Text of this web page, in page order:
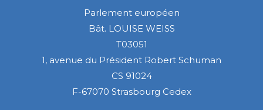
Parlement européen
Bât. LOUISE WEISS
T03051
1, avenue du Président Robert Schuman
CS 91024
F-67070 Strasbourg Cedex